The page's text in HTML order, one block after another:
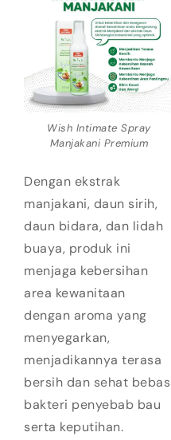
Wish Intimate Spray
Manjakani Premium
Dengan ekstrak
manjakani, daun sirih,
daun bidara, dan lidah
buaya, produk ini
menjaga kebersihan
area kewanitaan
dengan aroma yang
menyegarkan,
menjadikannya terasa
bersih dan sehat bebas
bakteri penyebab bau
serta keputihan.